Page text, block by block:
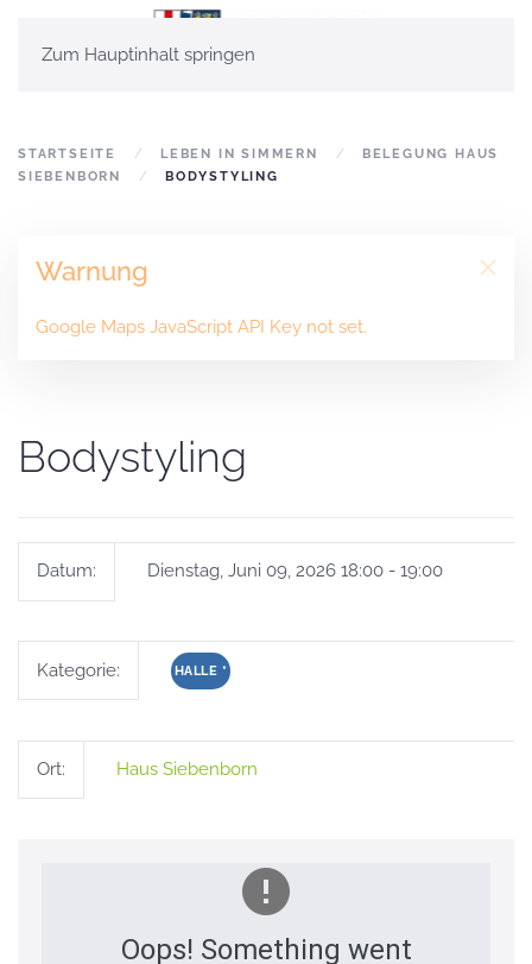
Zum Hauptinhalt springen
STARTSEITE LEBEN IN SIMMERN
BELEGUNG HAUS
SIEBENBORN
BODYSTYLING
Warnung
Google Maps JavaScript API Key not set.
Bodystyling
Datum: Dienstag, Juni 09, 2026 18:00 - 19:00
Kategorie: HALLE *
Ort: Haus Siebenborn
Oops! Something went